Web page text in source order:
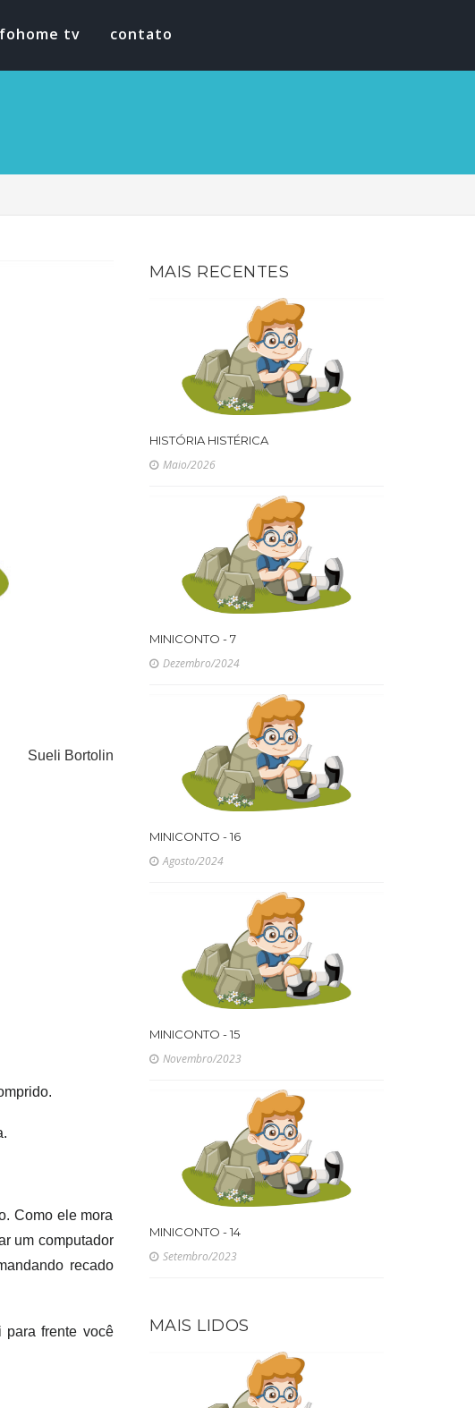
tv contato
Sueli Bortolin
Como ele mora
um computador
recado
para frente você
MAIS RECENTES
HISTÓRIA HISTÉRICA
Maio/2026
MINICONTO - 7
Dezembro/2024
MINICONTO - 16
Agosto/2024
MINICONTO - 15
Novembro/2023
MINICONTO - 14
Setembro/2023
MAIS LIDOS